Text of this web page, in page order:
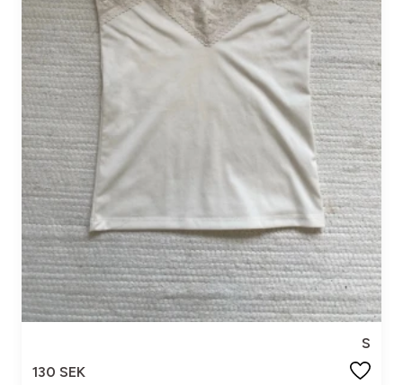
S
130 SEK